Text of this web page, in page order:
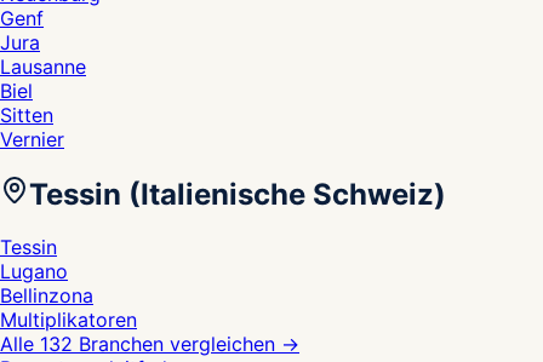
Genf
Jura
Lausanne
Biel
Sitten
Vernier
Tessin (Italienische Schweiz)
Tessin
Lugano
Bellinzona
Multiplikatoren
Alle 132 Branchen vergleichen →